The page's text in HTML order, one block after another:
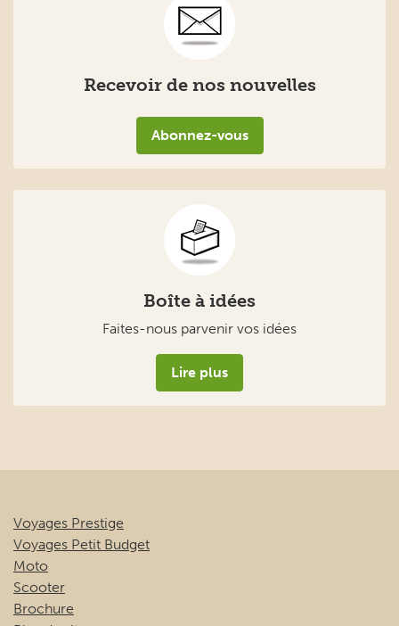
Recevoir de nos nouvelles
Abonnez-vous
Boîte à idées
Faites-nous parvenir vos idées
Lire plus
Voyages Prestige
Voyages Petit Budget
Moto
Scooter
Brochure